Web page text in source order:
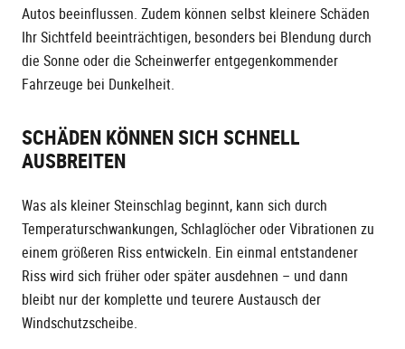
Autos beeinflussen. Zudem können selbst kleinere Schäden
Ihr Sichtfeld beeinträchtigen, besonders bei Blendung durch
die Sonne oder die Scheinwerfer entgegenkommender
Fahrzeuge bei Dunkelheit.
SCHÄDEN KÖNNEN SICH SCHNELL
AUSBREITEN
Was als kleiner Steinschlag beginnt, kann sich durch
Temperaturschwankungen, Schlaglöcher oder Vibrationen zu
einem größeren Riss entwickeln. Ein einmal entstandener
Riss wird sich früher oder später ausdehnen – und dann
bleibt nur der komplette und teurere Austausch der
Windschutzscheibe.